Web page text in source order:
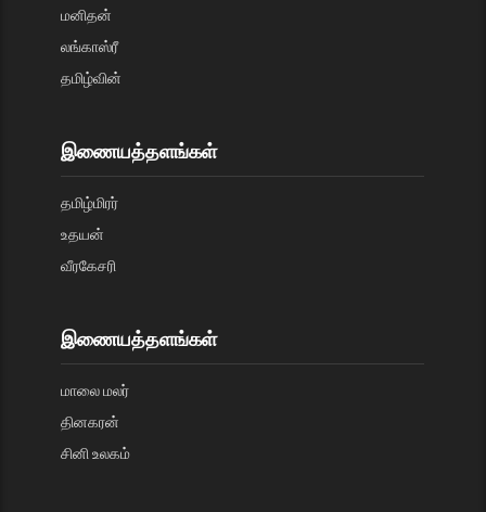
மனிதன்
லங்காஸ்ரீ
தமிழ்வின்
இணையத்தளங்கள்
தமிழ்மிரர்
உதயன்
வீரகேசரி
இணையத்தளங்கள்
மாலை மலர்
தினகரன்
சினி உலகம்